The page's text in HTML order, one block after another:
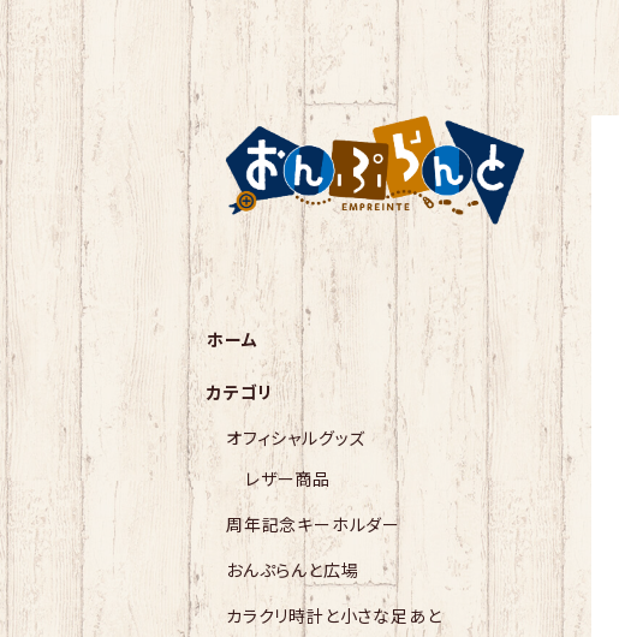
ホーム
カテゴリ
オフィシャルグッズ
レザー商品
周年記念キーホルダー
おんぷらんと広場
カラクリ時計と小さな足あと